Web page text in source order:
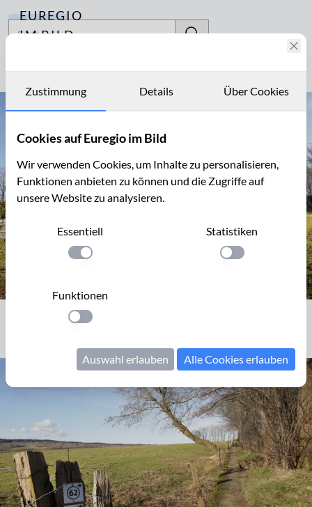
EUREGIO
IM BILD
Archiv
Kontakt
Fotostories
Seite 1 von 24
Friedhof Menzerath
Zustimmung Details Über Cookies
Cookies auf Euregio im Bild
Wir verwenden Cookies, um Inhalte zu personalisieren,
Funktionen anbieten zu können und die Zugriffe auf
unsere Website zu analysieren.
Essentiell
Einstellung anwenden
Statistiken
Einstellung
Funktionen
Einstellung anwenden
Auswahl erlauben Alle Cookies erlauben